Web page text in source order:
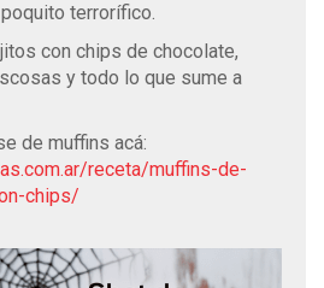
terrorífico.
con chips de chocolate,
y todo lo que sume a
de muffins acá:
receta/muffins-de-
chips/